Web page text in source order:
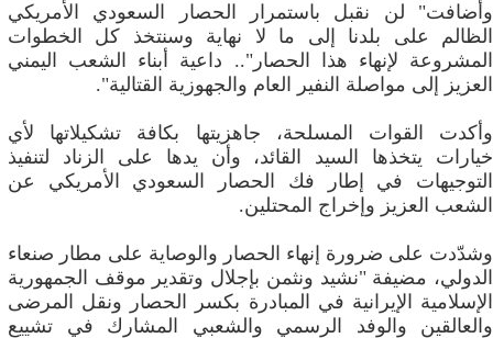
وأضافت" لن نقبل باستمرار الحصار السعودي الأمريكي
الظالم على بلدنا إلى ما لا نهاية وسنتخذ كل الخطوات
المشروعة لإنهاء هذا الحصار".. داعية أبناء الشعب اليمني
العزيز إلى مواصلة النفير العام والجهوزية القتالية".
وأكدت القوات المسلحة، جاهزيتها بكافة تشكيلاتها لأي
خيارات يتخذها السيد القائد، وأن يدها على الزناد لتنفيذ
التوجيهات في إطار فك الحصار السعودي الأمريكي عن
الشعب العزيز وإخراج المحتلين.
وشدّدت على ضرورة إنهاء الحصار والوصاية على مطار صنعاء
الدولي، مضيفة "نشيد ونثمن بإجلال وتقدير موقف الجمهورية
الإسلامية الإيرانية في المبادرة بكسر الحصار ونقل المرضى
والعالقين والوفد الرسمي والشعبي المشارك في تشييع